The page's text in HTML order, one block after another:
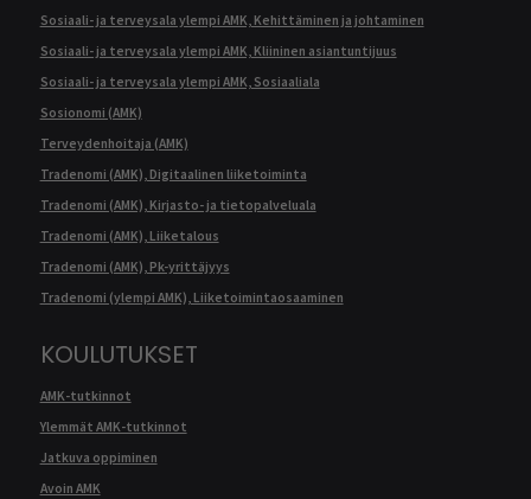
Sosiaali- ja terveysala ylempi AMK, Kehittäminen ja johtaminen
Sosiaali- ja terveysala ylempi AMK, Kliininen asiantuntijuus
Sosiaali- ja terveysala ylempi AMK, Sosiaaliala
Sosionomi (AMK)
Terveydenhoitaja (AMK)
Tradenomi (AMK), Digitaalinen liiketoiminta
Tradenomi (AMK), Kirjasto- ja tietopalveluala
Tradenomi (AMK), Liiketalous
Tradenomi (AMK), Pk-yrittäjyys
Tradenomi (ylempi AMK), Liiketoimintaosaaminen
KOULUTUKSET
AMK-tutkinnot
Ylemmät AMK-tutkinnot
Jatkuva oppiminen
Avoin AMK